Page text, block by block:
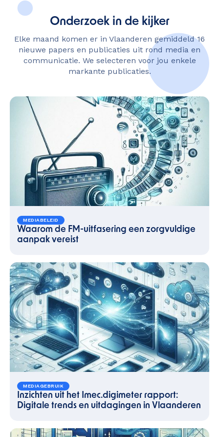
Onderzoek in de kijker
Elke maand komen er in Vlaanderen gemiddeld 16
nieuwe papers en publicaties uit rond media en
communicatie. We selecteren voor jou enkele
markante publicaties.
MEDIABELEID
Waarom de FM-uitfasering een zorgvuldige
aanpak vereist
MEDIAGEBRUIK
Inzichten uit het Imec.digimeter rapport:
Digitale trends en uitdagingen in Vlaanderen